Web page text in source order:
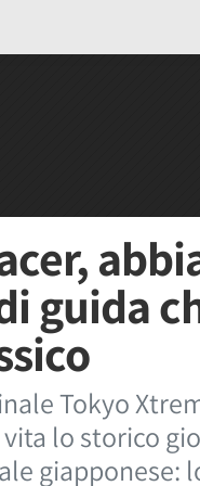
guida
Tokyo
lo storico
giapponese: